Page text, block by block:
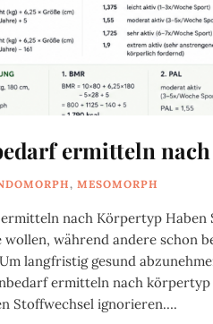
ermitteln
, MESOMORPH
nach Körpertyp Haben
wollen, während andere schon
langfristig gesund
ermitteln nach
Stoffwechsel ignorieren….